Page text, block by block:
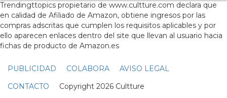
Trendingttopics propietario de www.cultture.com declara que
en calidad de Afiliado de Amazon, obtiene ingresos por las
compras adscritas que cumplen los requisitos aplicables y por
ello aparecen enlaces dentro del site que llevan al usuario hacia
fichas de producto de Amazon.es
PUBLICIDAD COLABORA
AVISO LEGAL
CONTACTO Copyright 2026 Cultture